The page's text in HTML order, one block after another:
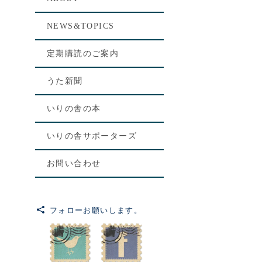
NEWS&TOPICS
定期購読のご案内
うた新聞
いりの舎の本
いりの舎サポーターズ
お問い合わせ
フォローお願いします。